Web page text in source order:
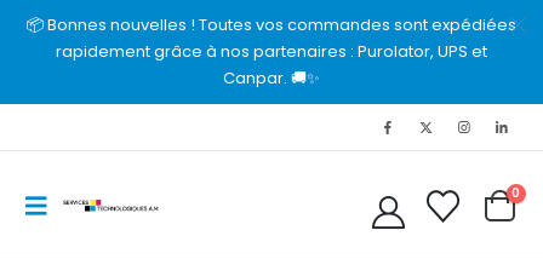
📦 Bonnes nouvelles ! Toutes vos commandes sont expédiées
rapidement grâce à nos partenaires : Purolator, UPS et
Canpar. 🚚✨
0